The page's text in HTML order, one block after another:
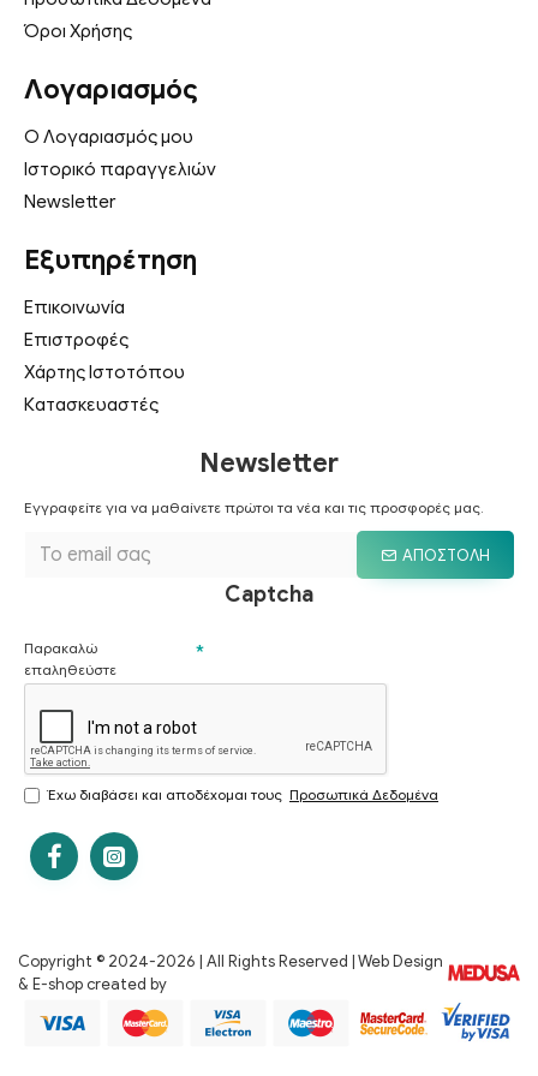
Gratissima (Avocado) Oil, Simmondsia Chinensis
(Jojoba) Seed Oil, Bisabolol, Tocopheryl Acetate,
Ποσότητα: 100ml
Όροι Χρήσης
Λογαριασμός
Ο Λογαριασμός μου
Ιστορικό παραγγελιών
Newsletter
Εξυπηρέτηση
Επικοινωνία
Επιστροφές
Χάρτης Ιστοτόπου
Κατασκευαστές
Newsletter
Εγγραφείτε για να μαθαίνετε πρώτοι τα νέα και τις προσφορές μας.
ΑΠΟΣΤΟΛΉ
Captcha
Παρακαλώ
επαληθεύστε
Έχω διαβάσει και αποδέχομαι τους Προσωπικά Δεδομένα
Copyright © 2024-2026 | All Rights Reserved | Web Design
& E-shop created by